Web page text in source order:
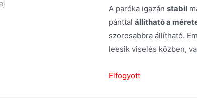
A paróka igazán stabil
pánttal állítható a
szorosabbra állítható.
leesik viselés közben,
Elfogyott